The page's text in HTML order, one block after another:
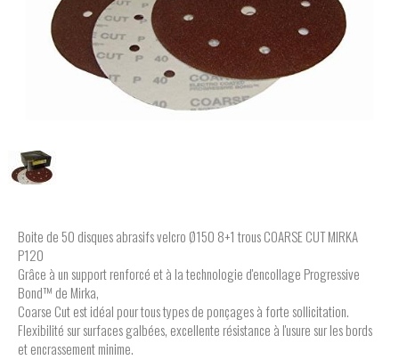
Boite de 50 disques abrasifs velcro Ø150 8+1 trous COARSE CUT MIRKA
P120
Grâce à un support renforcé et à la technologie d'encollage Progressive
Bond™ de Mirka,
Coarse Cut est idéal pour tous types de ponçages à forte sollicitation.
Flexibilité sur surfaces galbées, excellente résistance à l'usure sur les bords
et encrassement minime.